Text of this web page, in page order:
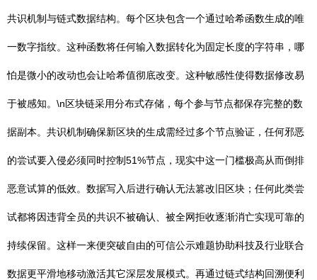
共识机制与链式数据结构。每个区块包含一个通过哈希函数生成的唯
一数字指纹。这种函数将任何输入数据转化为固定长度的字符串，哪
怕是微小的改动也会让哈希值彻底改变。这种敏感性使得数据修改易
于被感知。\n区块链采用分布式存储，每个参与节点都保存完整的数
据副本。共识机制确保新区块的生成需经过多个节点验证，任何邪恶
的尝试要入侵必须同时控制51%节点，现实中这一门槛极高从而倒排
恶意试算的低效。数据写入后进行确认无法篡改旧区块；任何此类尝
试都将因违背全员的共识不被确认、被全网拒收逐渐消亡实现可靠的
持续保留。这样一来便突破自由的可信公示难题协助科技及行业联合
数据更平滑地移动激活其它深层发展模式。再通过链式结构回溯便利